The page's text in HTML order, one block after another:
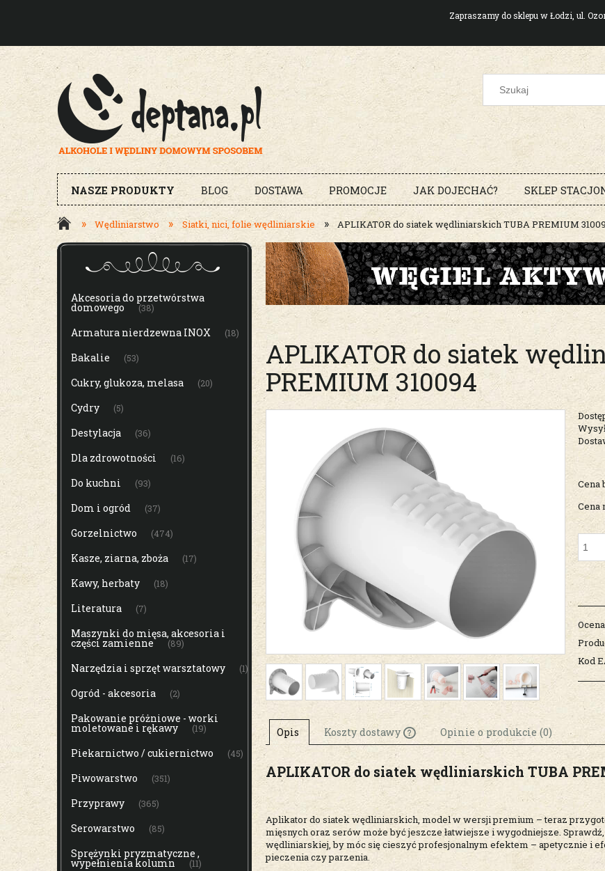
Zapraszamy do sklepu w Łodzi, ul.
NASZE PRODUKTY BLOG DOSTAWA PROMOCJE JAK DOJECHAĆ? SKLEP
» Wędliniarstwo » Siatki, nici, folie wędliniarskie » APLIKATOR do siatek wędliniarskich TUBA PREMIUM
MENU
Akcesoria do przetwórstwa
domowego (38)
Armatura nierdzewna INOX (18)
Bakalie (53)
Cukry, glukoza, melasa (20)
Cydry (5)
Destylacja (36)
Dla zdrowotności (16)
Do kuchni (93)
Dom i ogród (37)
Gorzelnictwo (474)
Kasze, ziarna, zboża (17)
Kawy, herbaty (18)
Literatura (7)
Maszynki do mięsa, akcesoria i
części zamienne (89)
Narzędzia i sprzęt warsztatowy (1)
Ogród - akcesoria (2)
Pakowanie próżniowe - worki
moletowane i rękawy (19)
Piekarnictwo / cukiernictwo (45)
Piwowarstwo (351)
Przyprawy (365)
Serowarstwo (85)
Sprężynki pryzmatyczne ,
wypełnienia kolumn (11)
APLIKATOR do siatek
PREMIUM 310094
Cena nie
kosztów
Cena
Cena
Kod
Opis Koszty dostawy
Cena nie zawiera
ewentualnych kosztów
płatności
Opinie o produkcie (0)
APLIKATOR do siatek wędliniarskich TUBA
Aplikator do siatek wędliniarskich, model w wersji premium – teraz
mięsnych oraz serów może być jeszcze łatwiejsze i wygodniejsze.
wędliniarskiej, by móc się cieszyć profesjonalnym efektem – apetycznie i
pieczenia czy parzenia.